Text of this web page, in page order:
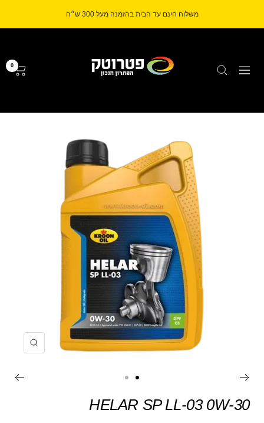
משלוח חינם עד הבית בהזמנה מעל 300 ש״ח
ניווט
0
הקרב
לשקופית
לשקופית
HELAR SP LL-03 0W-30